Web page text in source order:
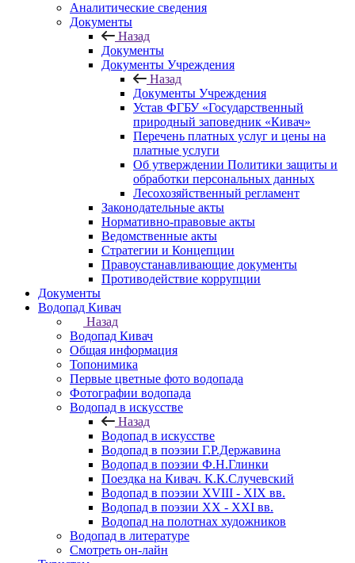
Аналитические сведения
Документы
Назад
Документы
Документы Учреждения
Назад
Документы Учреждения
Устав ФГБУ «Государственный
природный заповедник «Кивач»
Перечень платных услуг и цены на
платные услуги
Об утверждении Политики защиты и
обработки персональных данных
Лесохозяйственный регламент
Законодательные акты
Нормативно-правовые акты
Ведомственные акты
Стратегии и Концепции
Правоустанавливающие документы
Противодействие коррупции
Документы
Водопад Кивач
Назад
Водопад Кивач
Общая информация
Топонимика
Первые цветные фото водопада
Фотографии водопада
Водопад в искусстве
Назад
Водопад в искусстве
Водопад в поэзии Г.Р.Державина
Водопад в поэзии Ф.Н.Глинки
Поездка на Кивач. К.К.Случевский
Водопад в поэзии XVIII - XIX вв.
Водопад в поэзии XX - XXI вв.
Водопад на полотнах художников
Водопад в литературе
Смотреть он-лайн